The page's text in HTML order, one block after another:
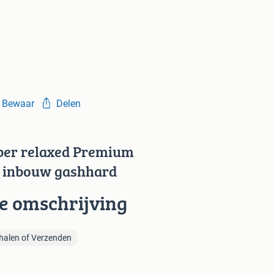
Bewaar Delen
relaxed Premium
inbouw gashhard
omschrijving
of Verzenden